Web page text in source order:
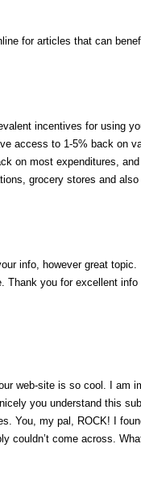
for articles that can
incentives for using
access to 1-5% back on
on most expenditures,
grocery stores and also
info, however great
Thank you for excellent
web-site is so cool. I am
you understand this
You, my pal, ROCK! I
couldn’t come across.